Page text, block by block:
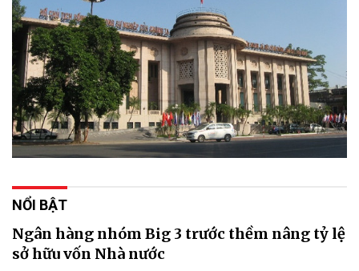
NỔI BẬT
Ngân hàng nhóm Big 3 trước thềm nâng tỷ lệ
sở hữu vốn Nhà nước